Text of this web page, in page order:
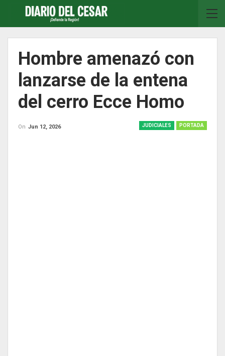
Hombre amenazó con
lanzarse de la entena
del cerro Ecce Homo
JUDICIALES PORTADA
On Jun 12, 2026